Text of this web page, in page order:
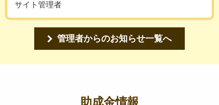
サイト管理者
管理者からのお知らせ一覧へ
助成金情報